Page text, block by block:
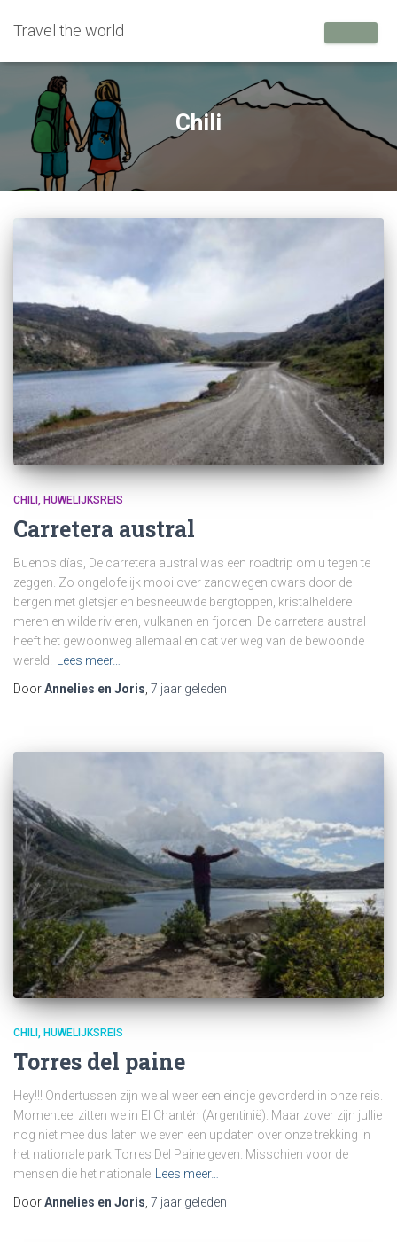
Travel the world
Chili
CHILI HUWELIJKSREIS
Carretera austral
Buenos días, De carretera austral was een roadtrip om u tegen te
zeggen. Zo ongelofelijk mooi over zandwegen dwars door de
bergen met gletsjer en besneeuwde bergtoppen, kristalheldere
meren en wilde rivieren, vulkanen en fjorden. De carretera austral
heeft het gewoonweg allemaal en dat ver weg van de bewoonde
wereld.
Lees meer…
DoorAnnelies en Joris 7 jaar geleden
CHILI HUWELIJKSREIS
Torres del paine
Hey!!! Ondertussen zijn we al weer een eindje gevorderd in onze reis.
Momenteel zitten we in El Chantén (Argentinië). Maar zover zijn jullie
nog niet mee dus laten we even een updaten over onze trekking in
het nationale park Torres Del Paine geven. Misschien voor de
mensen die het nationale Lees meer…
DoorAnnelies en Joris, 7 jaar geleden